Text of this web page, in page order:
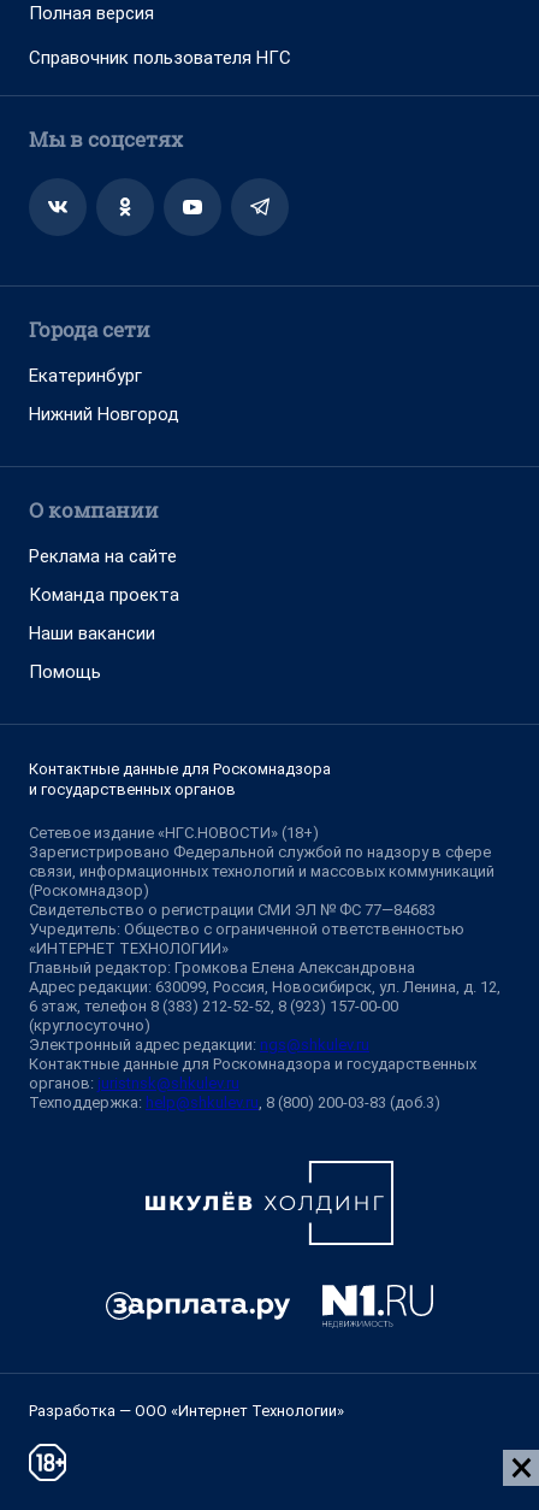
Полная версия
Справочник пользователя НГС
Мы в соцсетях
Города сети
Екатеринбург
Нижний Новгород
О компании
Реклама на сайте
Команда проекта
Наши вакансии
Помощь
Контактные данные для Роскомнадзора
и государственных органов
Сетевое издание «НГС.НОВОСТИ» (18+)
Зарегистрировано Федеральной службой по надзору в сфере
связи, информационных технологий и массовых коммуникаций
(Роскомнадзор)
Свидетельство о регистрации СМИ ЭЛ № ФС 77—84683
Учредитель: Общество с ограниченной ответственностью
«ИНТЕРНЕТ ТЕХНОЛОГИИ»
Главный редактор: Громкова Елена Александровна
Адрес редакции: 630099, Россия, Новосибирск, ул. Ленина, д. 12,
6 этаж, телефон 8 (383) 212-52-52, 8 (923) 157-00-00
(круглосуточно)
Электронный адрес редакции: ngs@shkulev.ru
Контактные данные для Роскомнадзора и государственных
органов: juristnsk@shkulev.ru
Техподдержка: help@shkulev.ru , 8 (800) 200-03-83 (доб.3)
Разработка — ООО «Интернет Технологии»